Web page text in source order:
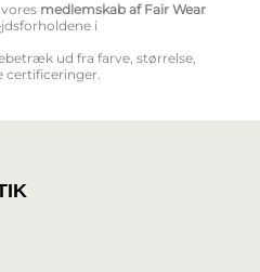
medlemskab af Fair Wear
i
ud fra farve, størrelse,
certificeringer.